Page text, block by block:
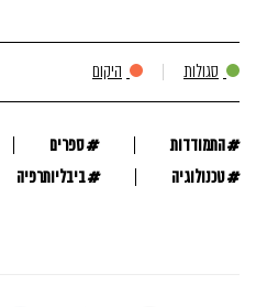
סגולות היקום
#התמודדות #ספרים
#טכנולוגיה #ביבליותרפיה